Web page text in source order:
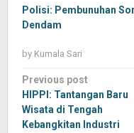
Polisi: Pembunuhan
Dendam
by Kumala Sari
Post
navigation
Previous post
HIPPI: Tantangan Baru
Wisata di Tengah
Kebangkitan Industri